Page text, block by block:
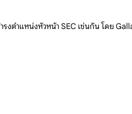
ำแหน่งหัวหน้า SEC เช่นกัน โดย